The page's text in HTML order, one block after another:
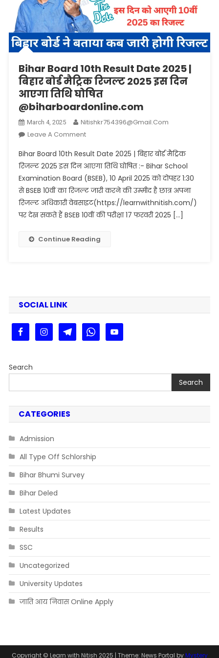
Bihar Board 10th Result Date 2025 |
बिहार बोर्ड मैट्रिक रिजल्ट 2025 इस दिन
आएगा तिथि घोषित
@biharboardonline.com
March 4, 2025
Nitishkr754396@gmail.com
Leave A CommentOn
Board
10th
Result
Date
2025
|
बोर्ड
घोषित
@biharboardonline.com
Bihar Board 10th Result Date 2025 | बिहार बोर्ड मैट्रिक
रिजल्ट 2025 इस दिन आएगा तिथि घोषित :- Bihar School
Examination Board (BSEB), 10 April 2025 को दोपहर 1:30
से BSEB 10वीं का रिजल्ट जारी करने की उम्मीद है छात्र अपना
रिजल्ट अधिकारी वेबसाइट(https://learnwithnitish.com/)
पर देख सकते हैं BSEB 10वीं की परीक्षा 17 फरवरी 2025 […]
Continue Reading
SOCIAL LINK
Search
Search
CATEGORIES
Admission
All Type Off Schlorship
Bihar Bhumi Survey
Bihar Deled
Latest Updates
Results
SSC
Uncategorized
University Updates
जाति आय निवास Online Apply
Copyright © Learn with Nitish 2025 | Theme: News Portal byMystery